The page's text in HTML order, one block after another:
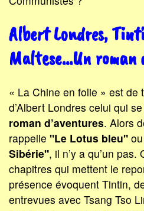
Albert Londres,
Maltese…Un roman
« La Chine en folie » est de
d’Albert Londres celui qui
roman d’aventures. Alors
rappelle "Le Lotus bleu" ou
Sibérie", il n’y a qu’un
chapitres qui mettent le
présence évoquent Tintin,
entrevues avec Tsang Tso